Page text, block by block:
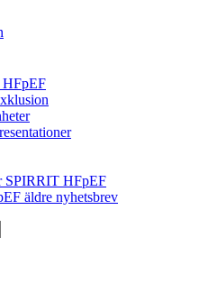
SPIRRIT HFpEF
äldre nyhetsbrev